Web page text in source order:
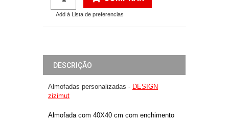
Add à Lista de preferencias
DESCRIÇÃO
Almofadas personalizadas - DESIGN
zizimut
Almofada com 40X40 cm com enchimento